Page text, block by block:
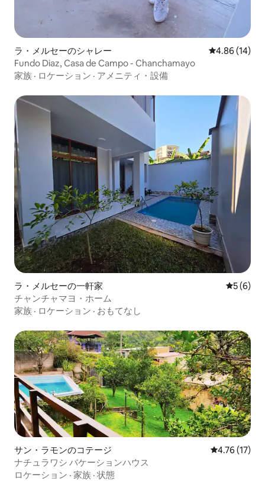
ラ・メルセーのシャレー レビュー14
4.86 (14)
Fundo Diaz, Casa de Campo - Chanchamayo
家族 · ロケーション · アメニティ・設備
ラ・メルセーの一軒家 レビュー
5 (6)
チャンチャマヨ・ホーム
家族 · ロケーション · おもてなし
サン・ラモンのコテージ レビュー17
4.76 (17)
ナチュラワシ バケーションハウス
ロケーション · 家族 · 状態